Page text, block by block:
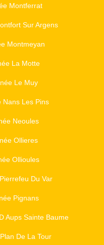
Montferrat
Sur Argens
Montmeyan
La Motte
Le Muy
Nans Les Pins
Neoules
Ollieres
Ollioules
Du Var
Pignans
Aups Sainte Baume
De La Tour